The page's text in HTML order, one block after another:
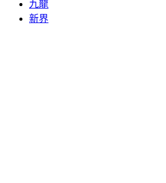
九龍
新界